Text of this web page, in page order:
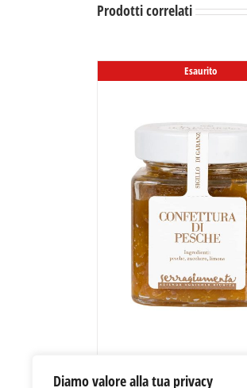
Diamo valore alla tua privacy
Prodotti correlati
Esaurito